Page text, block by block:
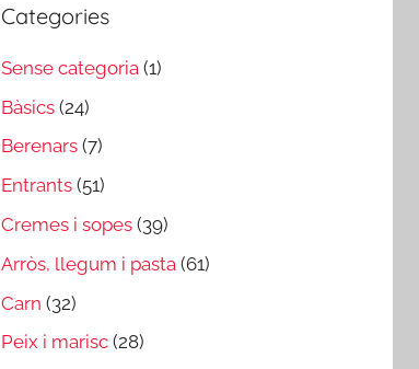
Categories
Sense categoria (1)
Bàsics (24)
Berenars (7)
Entrants (51)
Cremes i sopes (39)
Arròs, llegum i pasta (61)
Carn (32)
Peix i marisc (28)